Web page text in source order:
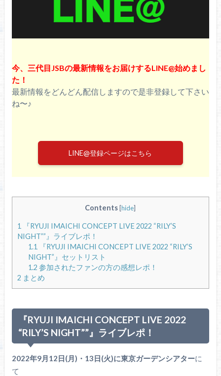
ーナー書籍化！購入方法やイベントなど詳
細！
今、三代目JSBの最新情報をお届けするLINE@始めまし
た！
最新情報をどんどん配信しますので是非登録して下さい
ね〜♪
LINE@登録ページはこちら
Contents [hide]
1
『RYUJI IMAICHI CONCEPT LIVE 2022 “RILY’S
NIGHT””』ライブレポ！
1.1 『RYUJI IMAICHI CONCEPT LIVE 2022 “RILY’S
NIGHT”』セットリスト
1.2 参加されたファンの方の感想レポ！
2 まとめ
『RYUJI IMAICHI CONCEPT LIVE 2022
“RILY’S NIGHT”” 』ライブレポ！
2022年9月12日(月)・13日(火)に東京ガーデンシアターに
て